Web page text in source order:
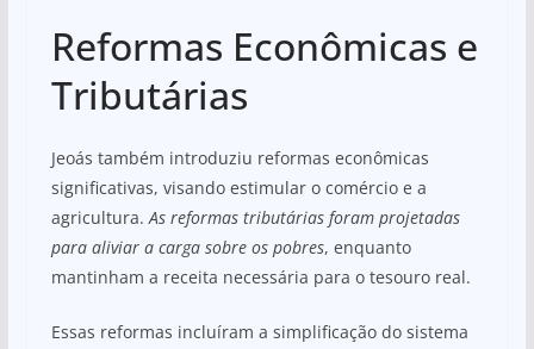
Reformas Econômicas e
Tributárias
Jeoás também introduziu reformas econômicas
significativas, visando estimular o comércio e a
agricultura.As reformas tributárias foram projetadas
para aliviar a carga sobre os pobres, enquanto
mantinham a receita necessária para o tesouro real.
Essas reformas incluíram a simplificação do sistema